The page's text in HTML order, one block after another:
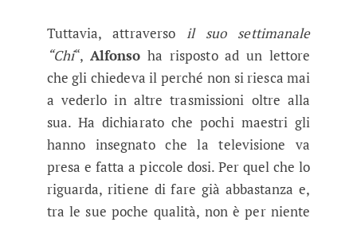
Tuttavia, attraverso il suo settimanale
“Chi“, Alfonso ha risposto ad un lettore
che gli chiedeva il perché non si riesca mai
a vederlo in altre trasmissioni oltre alla
sua. Ha dichiarato che pochi maestri gli
hanno insegnato che la televisione va
presa e fatta a piccole dosi. Per quel che lo
riguarda, ritiene di fare già abbastanza e,
tra le sue poche qualità, non è per niente